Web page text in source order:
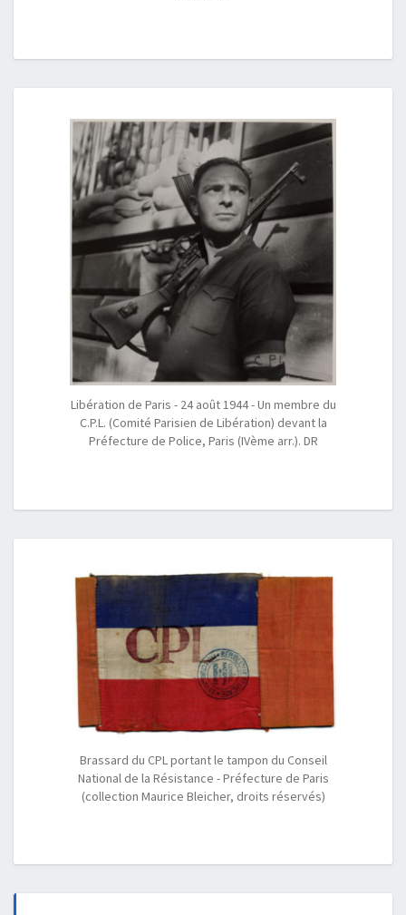
Libération de Paris - 24 août 1944 - Un membre du
C.P.L. (Comité Parisien de Libération) devant la
Préfecture de Police, Paris (IVème arr.). DR
Brassard du CPL portant le tampon du Conseil
National de la Résistance - Préfecture de Paris
(collection Maurice Bleicher, droits réservés)